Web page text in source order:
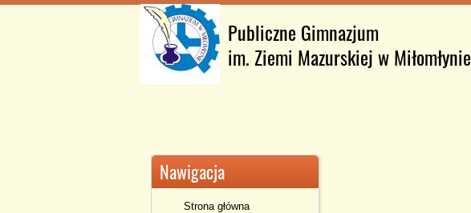
Publiczne Gimnazjum
im. Ziemi Mazurskiej w Miłomłynie
Nawigacja
Strona główna